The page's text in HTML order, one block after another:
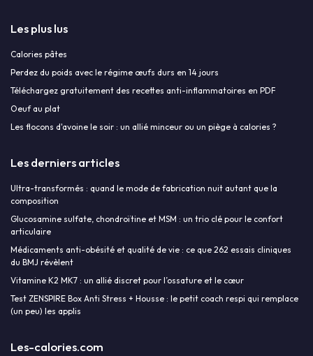
Les plus lus
Calories pâtes
Perdez du poids avec le régime œufs durs en 14 jours
Téléchargez gratuitement des recettes anti-inflammatoires en PDF
Oeuf au plat
Les flocons d'avoine le soir : un allié minceur ou un piège à calories ?
Les derniers articles
Ultra-transformés : quand le mode de fabrication nuit autant que la
composition
Glucosamine sulfate, chondroïtine et MSM : un trio clé pour le confort
articulaire
Médicaments anti-obésité et qualité de vie : ce que 262 essais cliniques
du BMJ révèlent
Vitamine K2 MK7 : un allié discret pour l’ossature et le cœur
Test ZENSPIRE Box Anti Stress + Housse : le petit coach respi qui remplace
(un peu) les applis
Les-calories.com